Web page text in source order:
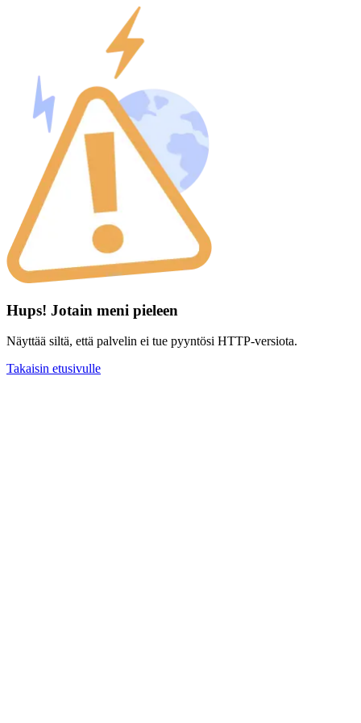
Hups! Jotain meni pieleen
Näyttää siltä, että palvelin ei tue pyyntösi HTTP-versiota.
Takaisin etusivulle